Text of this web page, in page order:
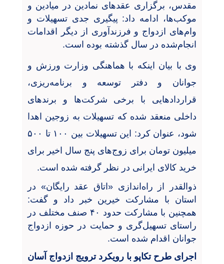
مقدس، برگزاری عقدهای نمادین در میادین و
موکب‌ها، ادامه داد: پیگیری جدی تسهیلات و
وام‌های ازدواج و فرزندآوری از دیگر اقدامات
انجام‌شده در سال گذشته بوده است.
وی با بیان اینکه با هماهنگی وزارت ورزش و
جوانان و دفتر توسعه و برنامه‌ریزی،
قراردادهایی با برخی شرکت‌ها و برندهای
داخلی منعقد شده که تسهیلات به زوجین اهدا
شود، عنوان کرد: این تسهیلات بین ۱۰۰ تا ۵۰۰
میلیون تومان برای زوج‌های پنج سال اخیر برای
خرید کالای ایرانی در نظر گرفته شده است.
ذوالقدر از راه‌اندازی «اتاق عقد رایگان» در
استان با مشارکت خیرین خبر داد و گفت:
همچنین با مشارکت حدود ۴۰ صنف مختلف در
راستای تسهیل‌گری و حمایت در حوزه ازدواج
جوانان اقدام شده است.
اجرای طرح تکاپو با رویکرد ترویج ازدواج آسان